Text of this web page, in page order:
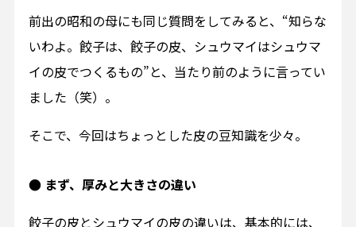
前出の昭和の母にも同じ質問をしてみると、“知らな
いわよ。餃子は、餃子の皮、シュウマイはシュウマ
イの皮でつくるもの”と、当たり前のように言ってい
ました（笑）。
そこで、今回はちょっとした皮の豆知識を少々。
● まず、厚みと大きさの違い
餃子の皮とシュウマイの皮の違いは、基本的には、